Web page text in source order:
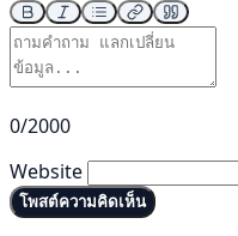
0/2000
Website
โพสต์ความคิดเห็น